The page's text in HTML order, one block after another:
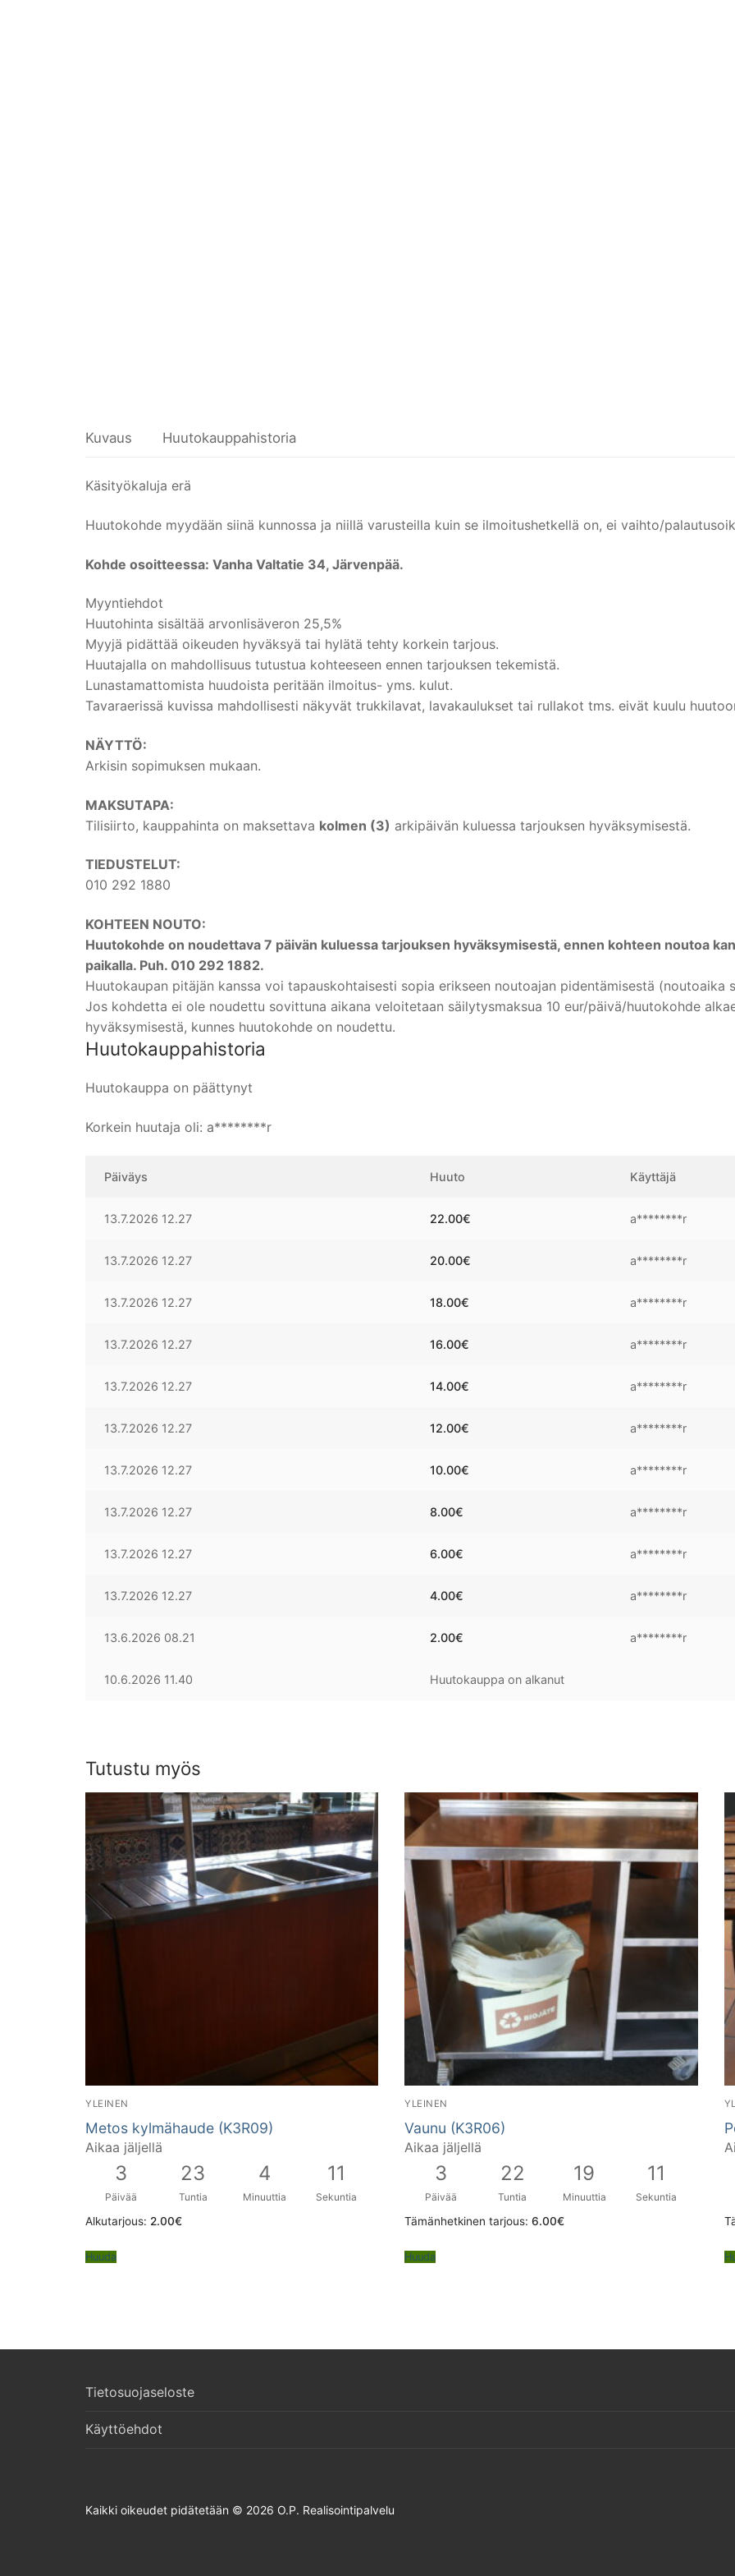
Kuvaus Huutokauppahistoria
Käsityökaluja erä
Huutokohde myydään siinä kunnossa ja niillä varusteilla kuin se ilmoitushetkellä on, ei vaihto/
Kohde osoitteessa: Vanha Valtatie 34, Järvenpää.
Myyntiehdot
Huutohinta sisältää arvonlisäveron 25,5%
Myyjä pidättää oikeuden hyväksyä tai hylätä tehty korkein tarjous.
Huutajalla on mahdollisuus tutustua kohteeseen ennen tarjouksen tekemistä.
Lunastamattomista huudoista peritään ilmoitus- yms. kulut.
Tavaraerissä kuvissa mahdollisesti näkyvät trukkilavat, lavakaulukset tai rullakot tms. eivät kuulu
NÄYTTÖ:
Arkisin sopimuksen mukaan.
MAKSUTAPA:
Tilisiirto, kauppahinta on maksettava kolmen (3) arkipäivän kuluessa tarjouksen hyväksymisestä.
TIEDUSTELUT:
010 292 1880
KOHTEEN NOUTO:
Huutokohde on noudettava 7 päivän kuluessa tarjouksen hyväksymisestä, ennen kohteen noutoa
paikalla. Puh. 010 292 1882.
Huutokaupan pitäjän kanssa voi tapauskohtaisesti sopia erikseen noutoajan pidentämisestä (noutoaika
Jos kohdetta ei ole noudettu sovittuna aikana veloitetaan säilytysmaksua 10 eur/päivä/huutokohde
hyväksymisestä, kunnes huutokohde on noudettu.
Huutokauppahistoria
Huutokauppa on päättynyt
Korkein huutaja oli: a********r
Päiväys Huuto Käyttäjä
13.7.2026 12.27 22.00€ a********r
13.7.2026 12.27 20.00€ a********r
13.7.2026 12.27 18.00€ a********r
13.7.2026 12.27 16.00€ a********r
13.7.2026 12.27 14.00€ a********r
13.7.2026 12.27 12.00€ a********r
13.7.2026 12.27 10.00€ a********r
13.7.2026 12.27 8.00€ a********r
13.7.2026 12.27 6.00€ a********r
13.7.2026 12.27 4.00€ a********r
13.6.2026 08.21 2.00€ a********r
10.6.2026 11.40 Huutokauppa on alkanut
Tutustu myös
YLEINEN
Metos kylmähaude (K3R09)
Aikaa jäljellä
3
Päivää
23
Tuntia
4
Minuuttia
11
Sekuntia
Alkutarjous: 2.00€
Huuda
YLEINEN
Vaunu (K3R06)
Aikaa jäljellä
3
Päivää
22
Tuntia
19
Minuuttia
11
Sekuntia
Tämänhetkinen tarjous: 6.00€
Huuda
Tietosuojaseloste
Käyttöehdot
Kaikki oikeudet pidätetään © 2026 O.P. Realisointipalvelu